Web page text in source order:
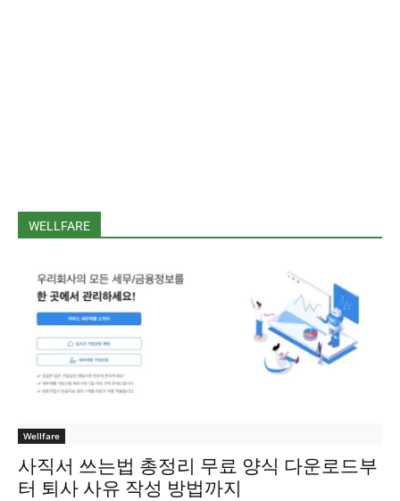
WELLFARE
Wellfare
사직서 쓰는법 총정리 무료 양식 다운로드부
터 퇴사 사유 작성 방법까지